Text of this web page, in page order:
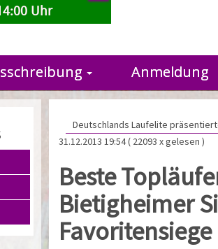
Uhr
Anmeldung
Deutschlands Laufelite
31.12.2013 19:54( 22093 x gelesen )
Beste
Bietigheimer
Favoritensiege